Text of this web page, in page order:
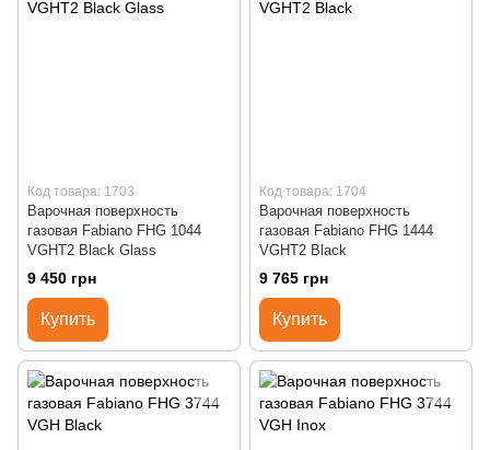
Код товара: 1703
Варочная поверхность
газовая Fabiano FHG 1044
VGHT2 Black Glass
9 450 грн
Купить
Код товара: 1704
Варочная поверхность
газовая Fabiano FHG 1444
VGHT2 Black
9 765 грн
Купить